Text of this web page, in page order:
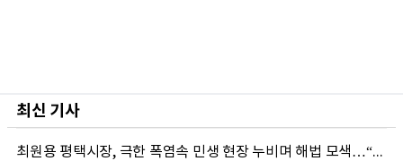
최신 기사
최원용 평택시장, 극한 폭염속 민생 현장 누비며 해법 모색…“현장에 답 있다”